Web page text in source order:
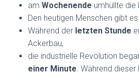
am Wochenende umhüllte die
Den heutigen Menschen gibt
Während der letzten Stunde
Ackerbau,
die industrielle Revolution
einer Minute. Während dieser